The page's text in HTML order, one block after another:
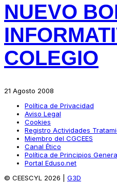
NUEVO
COLEGIO
21 Agosto 2008
Política de Privacidad
Aviso Legal
Cookies
Registro Actividades
Miembro del CGCEES
Canal Ético
Política de Principios
Portal Eduso.net
© CEESCYL 2026 | G3D